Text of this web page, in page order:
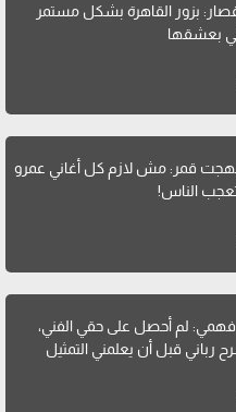
بزور القاهرة بشكل مستمر
بعشقها
قمر: مش لازم كل أغاني عمرو
الناس!
فهمي: لم أحصل على حقي الفني،
رباني قبل أن يعلمني التمثيل